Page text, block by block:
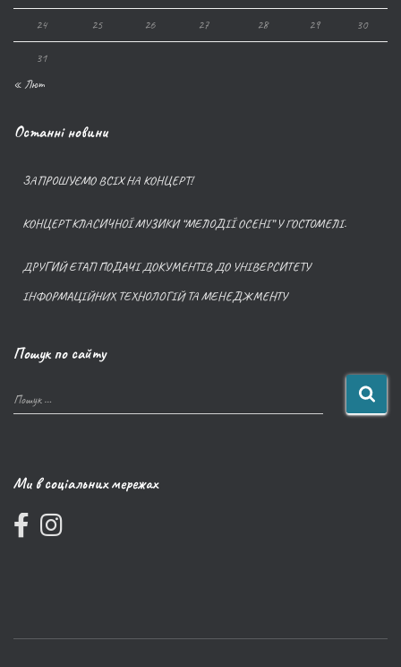
24 25 26 27 28 29 30
31
« Лют
Останні новини
ЗАПРОШУЄМО ВСІХ НА КОНЦЕРТ!
КОНЦЕРТ КЛАСИЧНОЇ МУЗИКИ “МЕЛОДІЇ ОСЕНІ” У ГОСТОМЕЛІ.
ДРУГИЙ ЕТАП ПОДАЧІ ДОКУМЕНТІВ ДО УНІВЕРСИТЕТУ
ІНФОРМАЦІЙНИХ ТЕХНОЛОГІЙ ТА МЕНЕДЖМЕНТУ
Пошук по сайту
Пошук …
Ми в соціальних мережах